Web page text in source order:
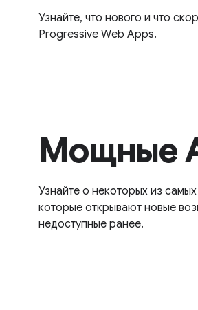
Узнайте, что нового и что
Progressive Web Apps.
Мощные
Узнайте о некоторых из
которые открывают новые
недоступные ранее.